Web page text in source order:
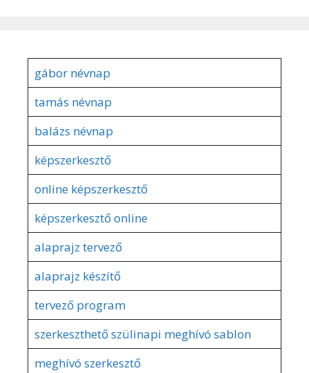
gábor névnap
tamás névnap
balázs névnap
képszerkesztő
online képszerkesztő
képszerkesztő online
alaprajz tervező
alaprajz készítő
tervező program
szerkeszthető szülinapi meghívó sablon
meghívó szerkesztő